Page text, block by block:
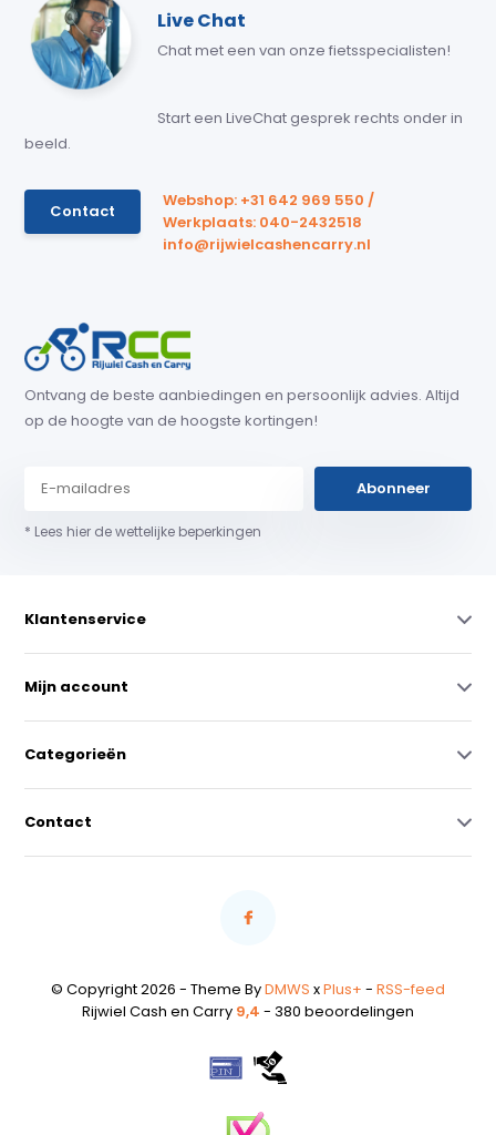
Live Chat
Chat met een van onze fietsspecialisten!
Start een LiveChat gesprek rechts onder in
beeld.
Contact
Webshop: +31 642 969 550 /
Werkplaats: 040-2432518
info@rijwielcashencarry.nl
Ontvang de beste aanbiedingen en persoonlijk advies. Altijd
op de hoogte van de hoogste kortingen!
Abonneer
* Lees hier de wettelijke beperkingen
Klantenservice
Mijn account
Categorieën
Contact
© Copyright 2026 - Theme ByDMWS xPlus+ - RSS-feed
Rijwiel Cash en Carry 9,4 - 380 beoordelingen